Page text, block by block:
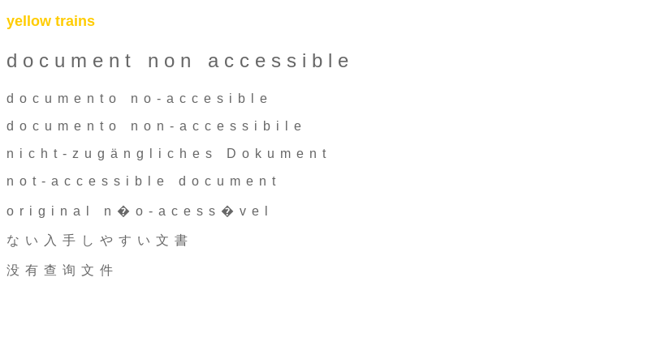
yellow trains
document non accessible
documento no-accesible
documento non-accessibile
nicht-zugängliches Dokument
not-accessible document
original n�o-acess�vel
ない入手しやすい文書
没有查询文件